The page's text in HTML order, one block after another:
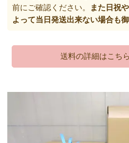
前にご確認ください。
また日祝
よって当日発送出来ない場合も御
送料の詳細はこち